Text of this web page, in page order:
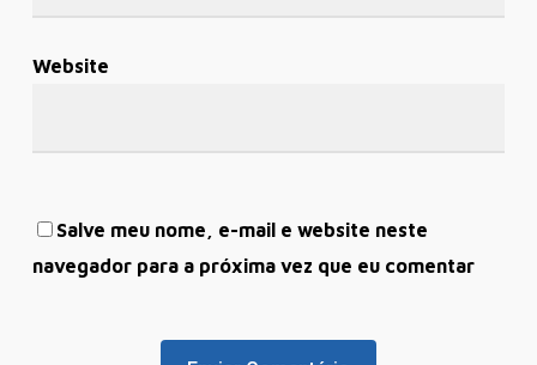
Website
Salve meu nome, e-mail e website neste
navegador para a próxima vez que eu comentar